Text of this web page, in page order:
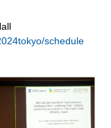
schedule